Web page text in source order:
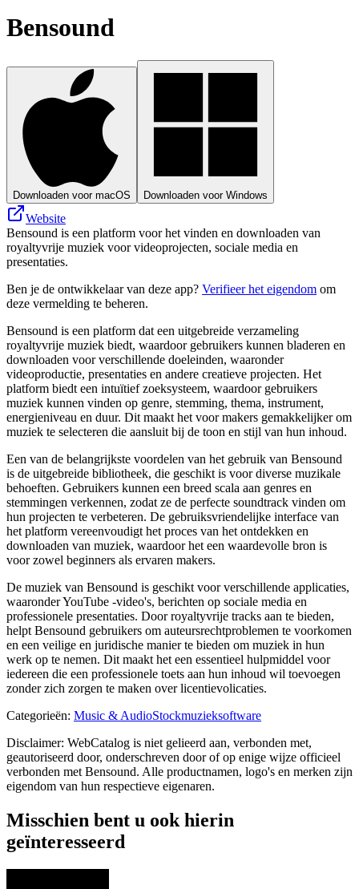
Bensound
Downloaden voor macOS Downloaden voor Windows
Website
Bensound is een platform voor het vinden en downloaden van
royaltyvrije muziek voor videoprojecten, sociale media en
presentaties.
Ben je de ontwikkelaar van deze app? Verifieer het eigendom om
deze vermelding te beheren.
Bensound is een platform dat een uitgebreide verzameling
royaltyvrije muziek biedt, waardoor gebruikers kunnen bladeren en
downloaden voor verschillende doeleinden, waaronder
videoproductie, presentaties en andere creatieve projecten. Het
platform biedt een intuïtief zoeksysteem, waardoor gebruikers
muziek kunnen vinden op genre, stemming, thema, instrument,
energieniveau en duur. Dit maakt het voor makers gemakkelijker om
muziek te selecteren die aansluit bij de toon en stijl van hun inhoud.
Een van de belangrijkste voordelen van het gebruik van Bensound
is de uitgebreide bibliotheek, die geschikt is voor diverse muzikale
behoeften. Gebruikers kunnen een breed scala aan genres en
stemmingen verkennen, zodat ze de perfecte soundtrack vinden om
hun projecten te verbeteren. De gebruiksvriendelijke interface van
het platform vereenvoudigt het proces van het ontdekken en
downloaden van muziek, waardoor het een waardevolle bron is
voor zowel beginners als ervaren makers.
De muziek van Bensound is geschikt voor verschillende applicaties,
waaronder YouTube -video's, berichten op sociale media en
professionele presentaties. Door royaltyvrije tracks aan te bieden,
helpt Bensound gebruikers om auteursrechtproblemen te voorkomen
en een veilige en juridische manier te bieden om muziek in hun
werk op te nemen. Dit maakt het een essentieel hulpmiddel voor
iedereen die een professionele toets aan hun inhoud wil toevoegen
zonder zich zorgen te maken over licentievolicaties.
Categorieën: Music & AudioStockmuzieksoftware
Disclaimer: WebCatalog is niet gelieerd aan, verbonden met,
geautoriseerd door, onderschreven door of op enige wijze officieel
verbonden met Bensound. Alle productnamen, logo's en merken zijn
eigendom van hun respectieve eigenaren.
Misschien bent u ook hierin
geïnteresseerd